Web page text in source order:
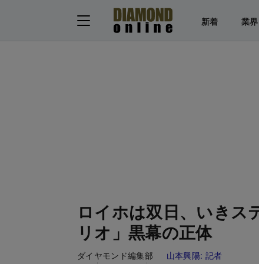
新着 業界
ロイホは双日、いき
リオ」黒幕の正体
ダイヤモンド編集部 山本興陽: 記者